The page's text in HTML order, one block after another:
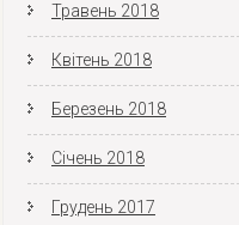
Травень 2018
Квітень 2018
Березень 2018
Січень 2018
Грудень 2017